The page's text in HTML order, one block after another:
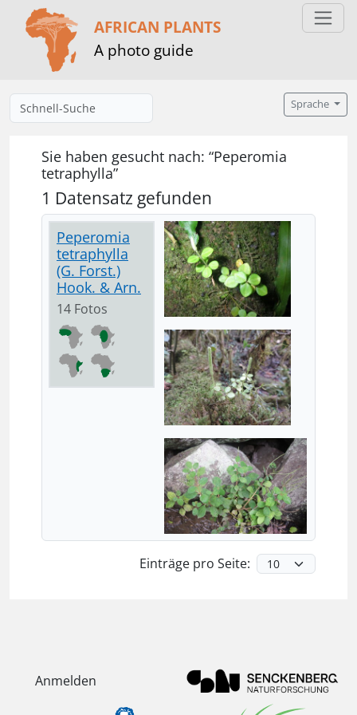
AFRICAN PLANTS
A photo guide
Sprache
Sie haben gesucht nach: “Peperomia
tetraphylla”
1 Datensatz gefunden
Peperomia
tetraphylla
(G. Forst.)
Hook. & Arn.
14 Fotos
Einträge pro Seite:
Anmelden